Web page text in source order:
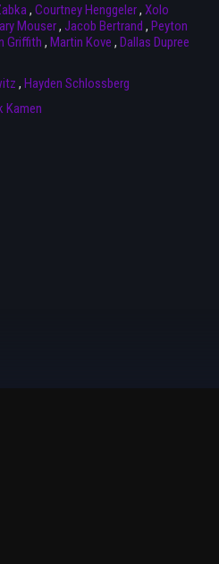
, Courtney Henggeler, Xolo
Mouser, Jacob Bertrand , Peyton
Griffith , Martin Kove , Dallas Dupree
, Hayden Schlossberg
Kamen